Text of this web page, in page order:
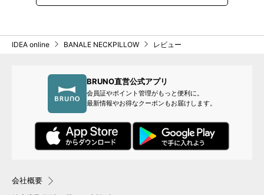
IDEA online BANALE NECKPILLOW レビュー
BRUNO直営公式アプリ
会員証やポイント管理がもっと便利に。
最新情報やお得なクーポンもお届けします。
会社概要